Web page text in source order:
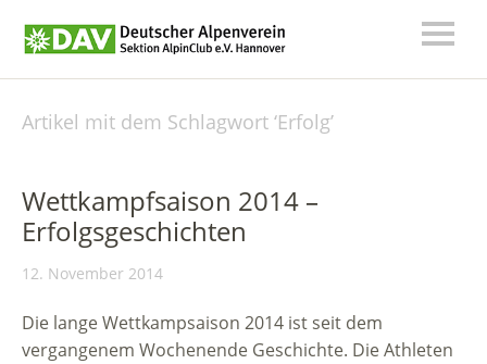
Artikel mit dem Schlagwort ‘Erfolg’
Wettkampfsaison 2014 –
Erfolgsgeschichten
12. November 2014
Die lange Wettkampsaison 2014 ist seit dem
vergangenem Wochenende Geschichte. Die Athleten